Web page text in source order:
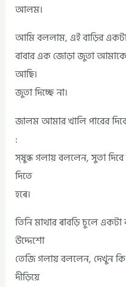
আলম।
আমি বললাম, এই বাড়ির একটা
বাবার এক জোড়া জুতা আমাকে
আছি।
জুতা দিচ্ছে না।
জালম আমার খালি পারের
:
স্ষুন্ধ গলায় বললেন, সুতা
দিতে
হৰে।
তিনি মাথার ৰাবড়ি চুলে
উদ্দেশো
তেজি গলায় বললেন, দেখুন
দীড়িয়ে